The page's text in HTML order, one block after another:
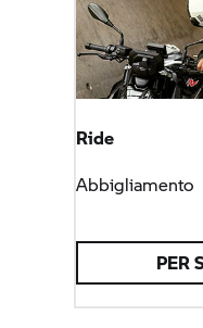
Ride
Abbigliamento
PER